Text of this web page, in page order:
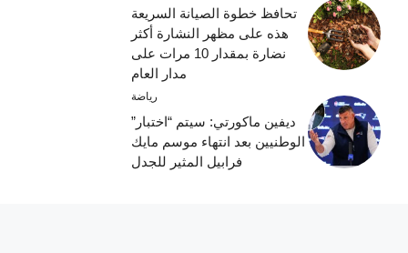
تحافظ خطوة الصيانة السريعة
هذه على مظهر النشارة أكثر
نضارة بمقدار 10 مرات على
مدار العام
رياضة
ديفين ماكورتي: سيتم “اختبار”
الوطنيين بعد انتهاء موسم مايك
فرابيل المثير للجدل